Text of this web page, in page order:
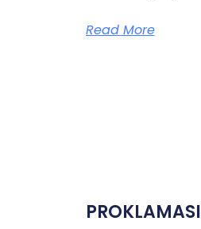
Read More
PROKLAMASI